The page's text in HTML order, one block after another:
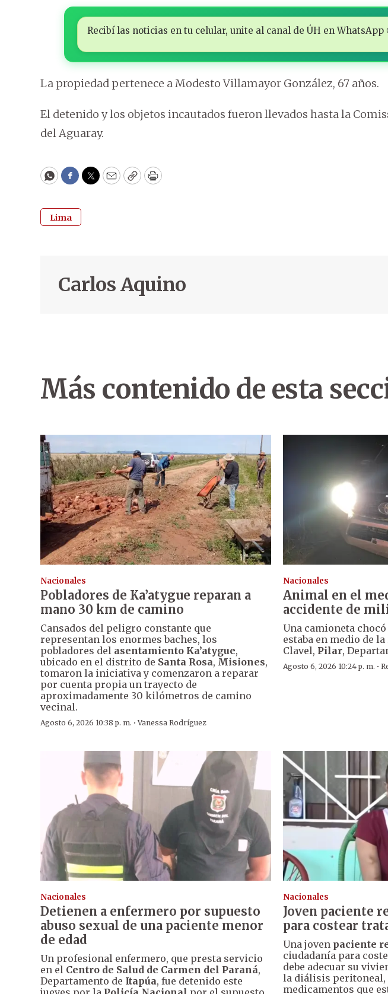
Recibí las noticias en tu celular, unite al canal de ÚH en WhatsApp
La propiedad pertenece a Modesto Villamayor González, 67 años.
El detenido y los objetos incautados fueron llevados hasta la
del Aguaray.
WhatsApp
Facebook
Twitter
EmailCopyPrint
Lima
Carlos Aquino
Más contenido de esta
Nacionales
Pobladores de Ka’atygue reparan a
mano 30 km de camino
Cansados del peligro constante que
representan los enormes baches, los
pobladores del asentamiento Ka’atygue,
ubicado en el distrito de Santa Rosa, Misiones,
tomaron la iniciativa y comenzaron a reparar
por cuenta propia un trayecto de
aproximadamente 30 kilómetros de camino
vecinal.
Agosto 6, 2026 10:38 p. m. ·Vanessa Rodríguez
Nacionales
Animal en el
accidente de
Una camioneta
estaba en medio de
Clavel, Pilar,
Agosto 6, 2026 10:24 p. m. ·
Nacionales
Detienen a enfermero por supuesto
abuso sexual de una paciente menor
de edad
Un profesional enfermero, que presta servicio
en el Centro de Salud de Carmen del Paraná,
Departamento de Itapúa, fue detenido este
Nacionales
Joven paciente
para costear
Una joven paciente
ciudadanía para
debe adecuar su
la diálisis peritoneal,
medicamentos que